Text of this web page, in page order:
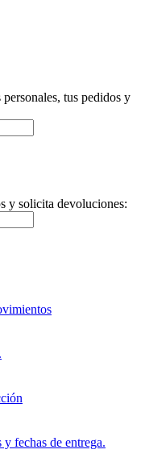
tus pedidos y
y solicita devoluciones:
fechas de entrega.